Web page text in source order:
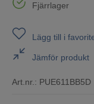
Fjärrlager
Lägg till i
Jämför produkt
Art.nr.: PUE611BB5D